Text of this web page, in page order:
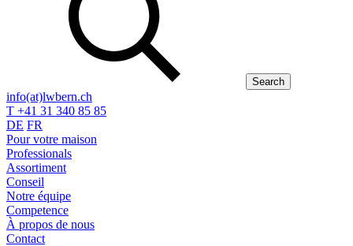
Search
info(at)lwbern.ch
T +41 31 340 85 85
DE FR
Pour votre maison
Professionals
Assortiment
Conseil
Notre équipe
Competence
À propos de nous
Contact